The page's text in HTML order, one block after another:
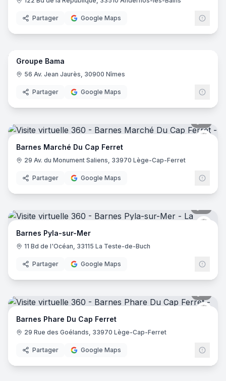
Partager Google Maps
23
Groupe Bama
56 Av. Jean Jaurès, 30900 Nîmes
Partager Google Maps
Barnes Marché Du Cap Ferret
29 Av. du Monument Saliens, 33970 Lège-Cap-Ferret
Partager Google Maps
Barnes Pyla-sur-Mer
11 Bd de l'Océan, 33115 La Teste-de-Buch
Partager Google Maps
Barnes Phare Du Cap Ferret
29 Rue des Goélands, 33970 Lège-Cap-Ferret
Partager Google Maps